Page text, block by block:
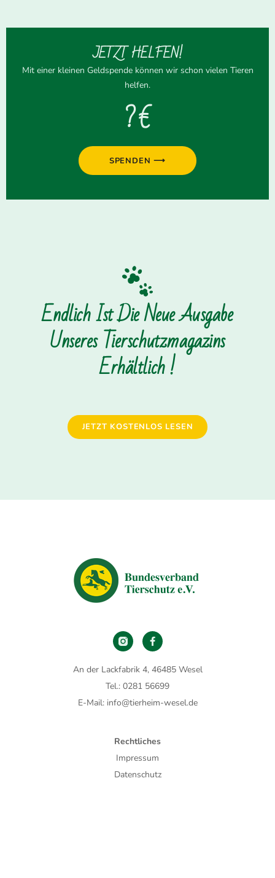
JETZT HELFEN!
Mit einer kleinen Geldspende können wir schon vielen Tieren
helfen.
? €
SPENDEN ⟶
Endlich Ist Die Neue Ausgabe
Unseres Tierschutzmagazins
Erhältlich !
JETZT KOSTENLOS LESEN
An der Lackfabrik 4, 46485 Wesel
Tel.: 0281 56699
E-Mail: info@tierheim-wesel.de
Rechtliches
Impressum
Datenschutz